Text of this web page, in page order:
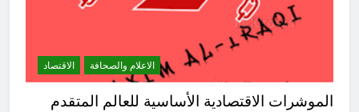
الاعلام والصحافة الاقتصاد
الموشرات الاقتصادية الأساسية للعالم المتقدم